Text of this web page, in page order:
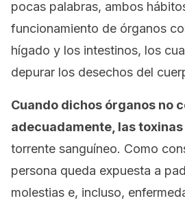
pocas palabras, ambos
funcionamiento de órganos
hígado y los intestinos, los
depurar los desechos del
Cuando dichos órganos no
adecuadamente, las
torrente sanguíneo. Como
persona queda expuesta a
molestias e, incluso,